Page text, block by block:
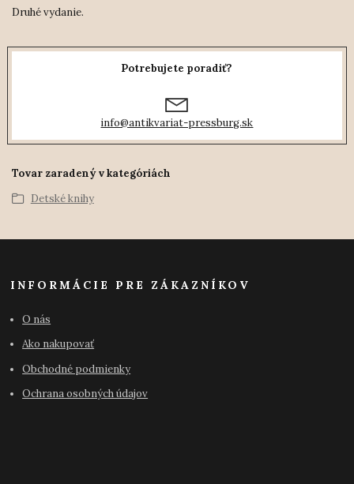
Druhé vydanie.
Potrebujete poradiť?
info@antikvariat-pressburg.sk
Tovar zaradený v kategóriách
Detské knihy
INFORMÁCIE PRE ZÁKAZNÍKOV
O nás
Ako nakupovať
Obchodné podmienky
Ochrana osobných údajov